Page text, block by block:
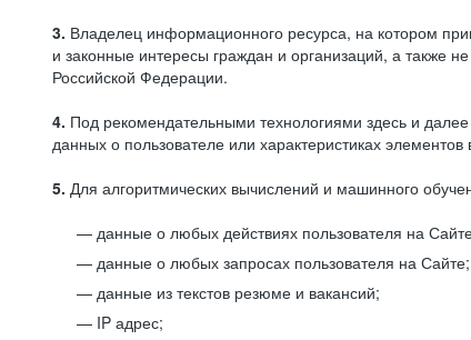
3. Владелец информационного ресурса, на котором
и законные интересы граждан и организаций, а также
Российской Федерации.
4. Под рекомендательными технологиями здесь и
данных о пользователе или характеристиках
5. Для алгоритмических вычислений и машинного
данные о любых действиях пользователя на
данные о любых запросах пользователя на Сайте;
данные из текстов резюме и вакансий;
IP адрес;